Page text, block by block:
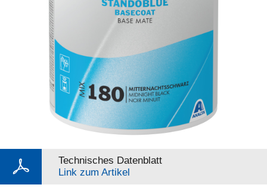
Technisches Datenblatt
Link zum Artikel